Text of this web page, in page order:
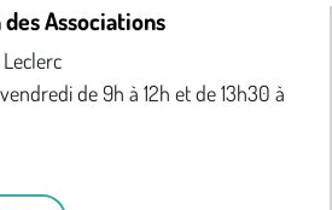
Associations
de 9h à 12h et de 13h30 à